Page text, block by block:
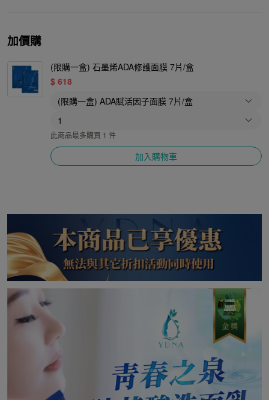
加價購
(限購一盒) 石墨烯ADA修護面膜 7片/盒
$ 618
此商品最多購買 1 件
加入購物車